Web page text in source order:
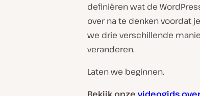
definiëren wat de
over na te denken voordat
we drie verschillende
veranderen.
Laten we beginnen.